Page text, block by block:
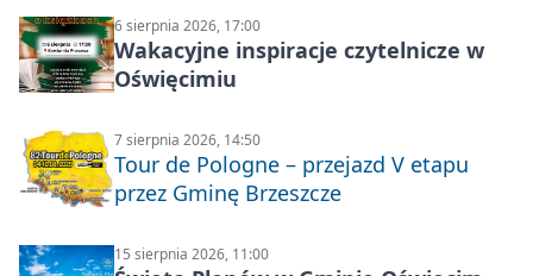
6 sierpnia 2026, 17:00
Wakacyjne inspiracje czytelnicze w
Oświęcimiu
7 sierpnia 2026, 14:50
Tour de Pologne – przejazd V etapu
przez Gminę Brzeszcze
15 sierpnia 2026, 11:00